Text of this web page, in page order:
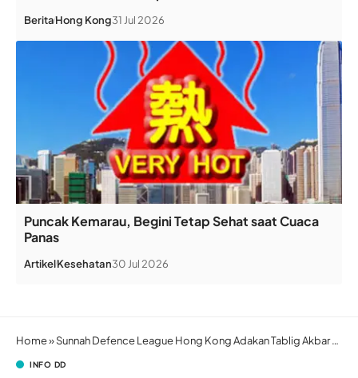
BeritaHong Kong31 Jul 2026
Puncak Kemarau, Begini Tetap Sehat saat Cuaca
Panas
ArtikelKesehatan30 Jul 2026
Home»Sunnah Defence League Hong Kong Adakan Tablig Akbar & Ruqyah Massal 6 April
INFO DD